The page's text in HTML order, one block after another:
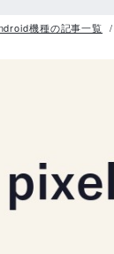
機種の記事一覧